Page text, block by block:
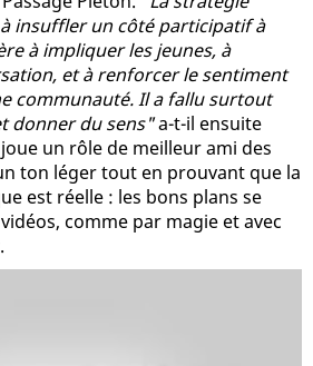
insuffler un côté participatif à
à impliquer les jeunes, à
et à renforcer le sentiment
communauté. Il a fallu surtout
donner du sens"a-t-il ensuite
un rôle de meilleur ami des
ton léger tout en prouvant que la
est réelle : les bons plans se
comme par magie et avec